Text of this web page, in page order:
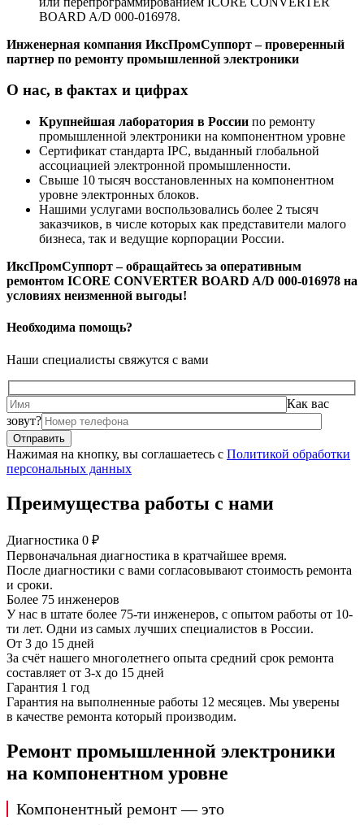
BOARD A/D 000-016978.
Инженерная компания ИксПромСуппорт – проверенный
партнер по ремонту промышленной электроники
О нас, в фактах и цифрах
Крупнейшая лаборатория в России по ремонту
промышленной электроники на компонентном уровне
Сертификат стандарта IPC, выданный глобальной
ассоциацией электронной промышленности.
Свыше 10 тысяч восстановленных на компонентном
уровне электронных блоков.
Нашими услугами воспользовались более 2 тысяч
заказчиков, в числе которых как представители малого
бизнеса, так и ведущие корпорации России.
ИксПромСуппорт – обращайтесь за оперативным
ремонтом ICORE CONVERTER BOARD A/D 000-016978 на
условиях неизменной выгоды!
Необходима помощь?
Наши специалисты свяжутся с вами
Как вас
зовут?
Нажимая на кнопку, вы соглашаетесь с Политикой обработки
персональных данных
Преимущества работы с нами
Диагностика 0 ₽
Первоначальная диагностика в кратчайшее время.
После диагностики с вами согласовывают стоимость ремонта
и сроки.
Более 75 инженеров
У нас в штате более 75-ти инженеров, с опытом работы от 10-
ти лет. Одни из самых лучших специалистов в России.
От 3 до 15 дней
За счёт нашего многолетнего опыта средний срок ремонта
составляет от 3-х до 15 дней
Гарантия 1 год
Гарантия на выполненные работы 12 месяцев. Мы уверены
в качестве ремонта который производим.
Ремонт промышленной электроники
на компонентном уровне
Компонентный ремонт — это